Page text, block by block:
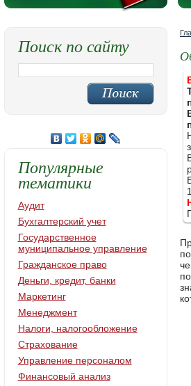
Поиск по сайту
Популярные
тематики
Аудит
Бухгалтерский учет
Государственное
муниципальное управление
Гражданское право
Деньги, кредит, банки
Маркетинг
Менеджмент
Налоги, налогообложение
Страхование
Управление персоналом
Финансовый анализ